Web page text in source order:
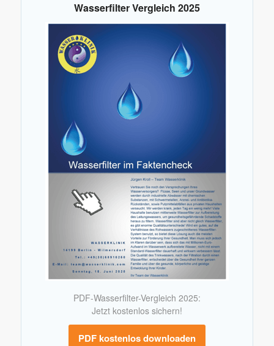
Wasserfilter Vergleich 2025
PDF-Wasserfilter-Vergleich 2025:
Jetzt kostenlos sichern!
PDF kostenlos downloaden